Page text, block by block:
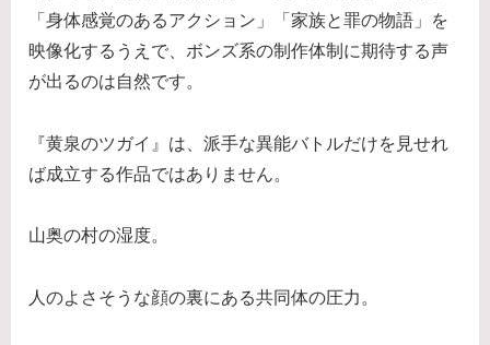
「身体感覚のあるアクション」「家族と罪の物語」を
映像化するうえで、ボンズ系の制作体制に期待する声
が出るのは自然です。
『黄泉のツガイ』は、派手な異能バトルだけを見せれ
ば成立する作品ではありません。
山奥の村の湿度。
人のよさそうな顔の裏にある共同体の圧力。